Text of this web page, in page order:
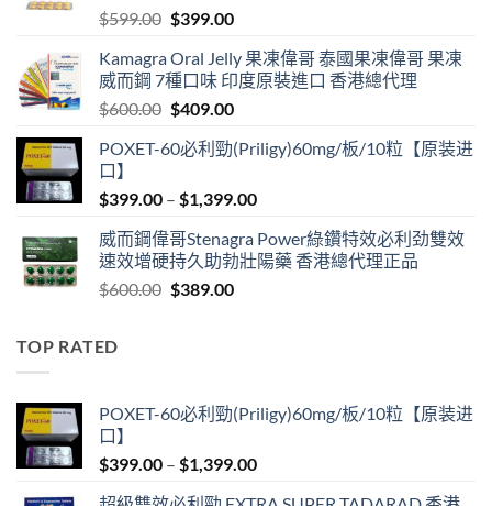
$599.00 Original
was:
$599.00.
$399.00Current
is:
$399.00.
Kamagra Oral Jelly 果凍偉哥 泰國果凍偉哥 果凍
威而鋼 7種口味 印度原裝進口 香港總代理
$600.00 Original
was:
$409.00Current
is:
POXET-60必利勁(Priligy)60mg/板/10粒【原装进
口】
$399.00 – $1,399.00Price
$399.00
through
威而鋼偉哥Stenagra Power綠鑽特效必利劲雙效
速效增硬持久助勃壯陽藥 香港總代理正品
$600.00 Original
$389.00Current
TOP RATED
POXET-60必利勁(Priligy)60mg/板/10粒【原装进
口】
$399.00 – $1,399.00Price